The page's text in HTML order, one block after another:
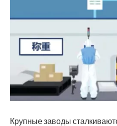
Крупные заводы